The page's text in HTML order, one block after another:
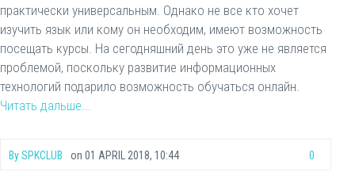
практически универсальным. Однако не все кто хочет
изучить язык или кому он необходим, имеют возможность
посещать курсы. На сегодняшний день это уже не является
проблемой, поскольку развитие информационных
технологий подарило возможность обучаться онлайн.
Читать дальше...
BySPKCLUB on 01 APRIL 2018, 10:44 0